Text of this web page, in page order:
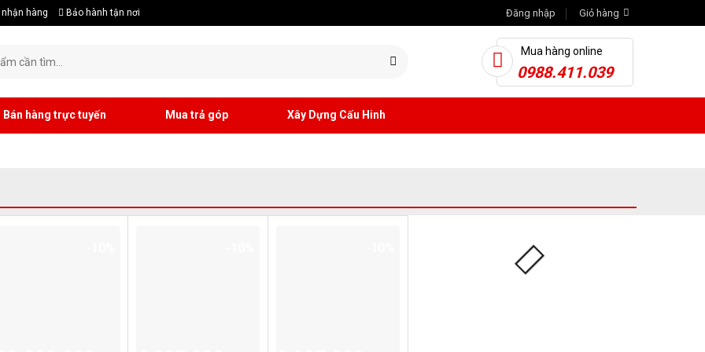
hàng Bảo hành tận nơi Đăng nhập Giỏ hàng
Mua hàng online
0988.411.039
Bán hàng trực tuyến Mua trả góp Xây Dựng Cấu Hinh